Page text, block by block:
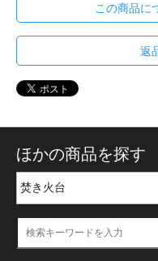
この商品に
返
ほかの商品を探す